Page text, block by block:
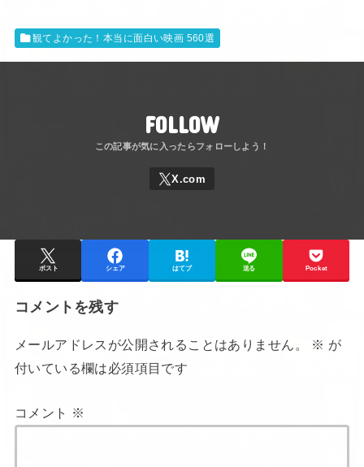
観てよかった！本当に面白い映画 560選
FOLLOW
ポスト シェア はてブ 送る Pocket
コメントを残す
メールアドレスが公開されることはありません。 ※ が
付いている欄は必須項目です
コメント ※